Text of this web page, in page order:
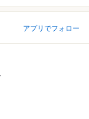
アプリでフォロー